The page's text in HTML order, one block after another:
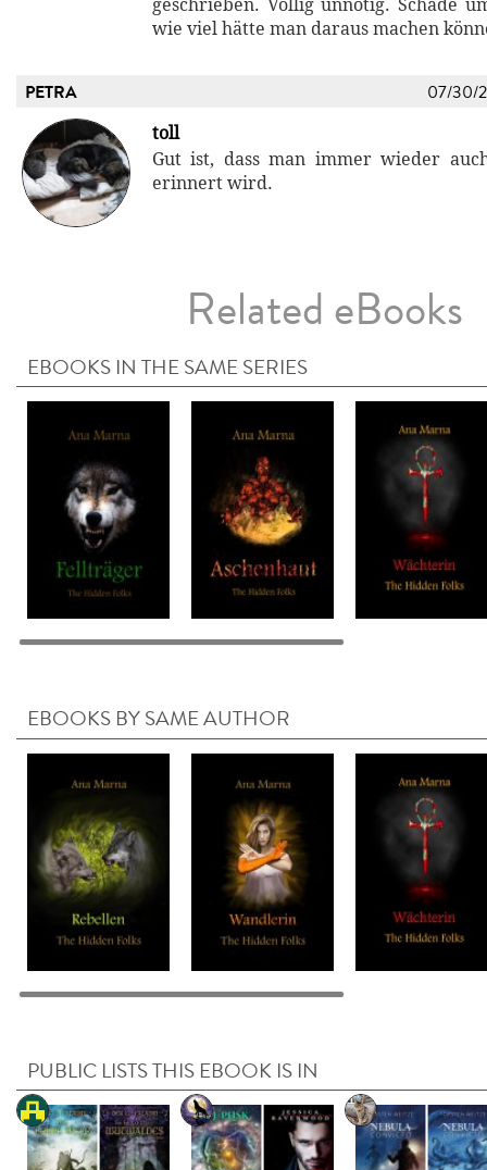
geschrieben. Völlig unnötig. Schade
wie viel hätte man daraus machen
PETRA 07/30/
toll
Gut ist, dass man immer wieder
erinnert wird.
Related eBooks
EBOOKS IN THE SAME SERIES
EBOOKS BY SAME AUTHOR
PUBLIC LISTS THIS EBOOK IS IN